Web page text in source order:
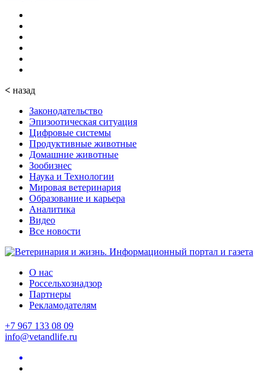
< назад
Законодательство
Эпизоотическая ситуация
Цифровые системы
Продуктивные животные
Домашние животные
Зообизнес
Наука и Технологии
Мировая ветеринария
Образование и карьера
Аналитика
Видео
Все новости
О нас
Россельхознадзор
Партнеры
Рекламодателям
+7 967 133 08 09
info@vetandlife.ru